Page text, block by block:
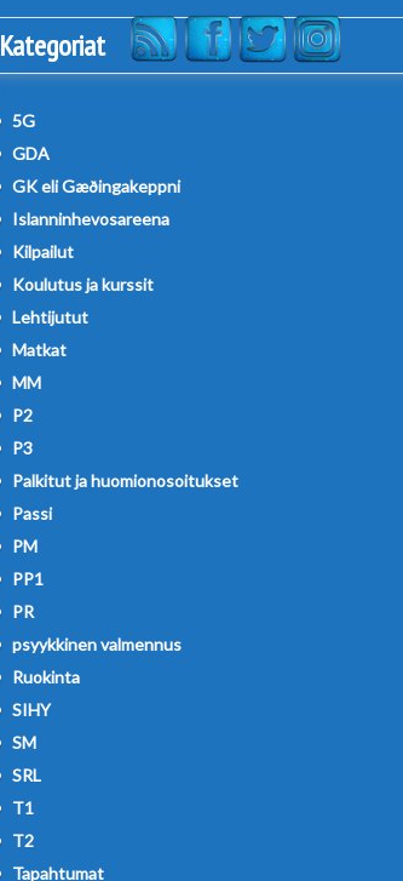
Kategoriat
5G
GDA
GK eli Gæðingakeppni
Islanninhevosareena
Kilpailut
Koulutus ja kurssit
Lehtijutut
Matkat
MM
P2
P3
Palkitut ja huomionosoitukset
Passi
PM
PP1
PR
psyykkinen valmennus
Ruokinta
SIHY
SM
SRL
T1
T2
Tapahtumat